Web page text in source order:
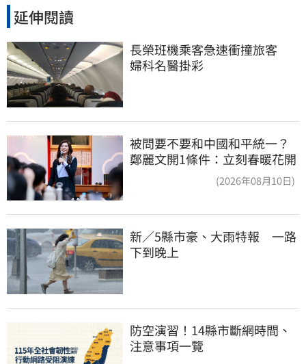
延伸閱讀
長榮班機乘客急速衝撞旅客
婦科名醫掛彩
被問要不要和中國和平統一？
鄭麗文開1條件：立刻春暖花開
(2026年08月10日)
新／5縣市豪、大雨特報　一路
下到晚上
防空演習！14縣市斷網時間、
注意事項一覽